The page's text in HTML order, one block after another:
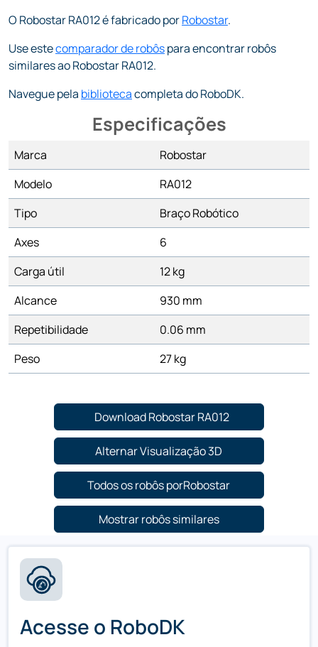
O Robostar RA012 é fabricado porRobostar.
Use estecomparador de robôspara encontrar robôs
similares ao Robostar RA012.
Navegue pela bibliotecacompleta do RoboDK.
Especificações
Marca
Robostar
Modelo
RA012
Tipo
Braço Robótico
Axes
6
Carga útil
12 kg
Alcance
930 mm
Repetibilidade
0.06 mm
Peso
27 kg
Download Robostar RA012
Alternar Visualização 3D
Todos os robôs porRobostar
Mostrar robôs similares
Acesse o RoboDK